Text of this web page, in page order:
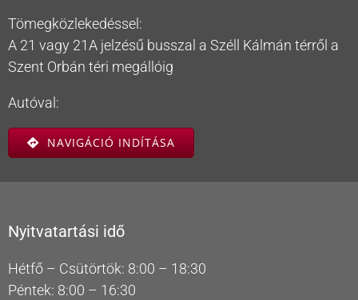
Tömegközlekedéssel:
A 21 vagy 21A jelzésű busszal a Széll Kálmán térről a
Szent Orbán téri megállóig
Autóval:
NAVIGÁCIÓ INDÍTÁSA
Nyitvatartási idő
Hétfő – Csütörtök: 8:00 – 18:30
Péntek: 8:00 – 16:30